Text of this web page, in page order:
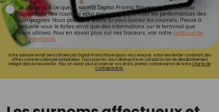
Je consens à ce que la société Digital Prisma Players analyse le taux
d'ouverture des courriels pour mesurer et optimiser les performances des
campagnes. Nous pourrons savoir si vous ouvrez les courriels, l'heure à
laquelle vous le faites ainsi que des informations sur le terminal que
vous utilisez. Pour en savoir plus sur ces traceurs, voir notre politique de
confidentialité.
Votre adresse email sera utilisée par Digital Prisma Playerspour vous envoyer votre newsletter contenant des
offres commerciales personnalisées. Vous pourrez vous désinscrire en utilisant le lien de désabonnement
intégré dans la newsletter. Pour en savoir plus et exercer vos droits, prenez connaissance de notreCharte de
Confidentialité.